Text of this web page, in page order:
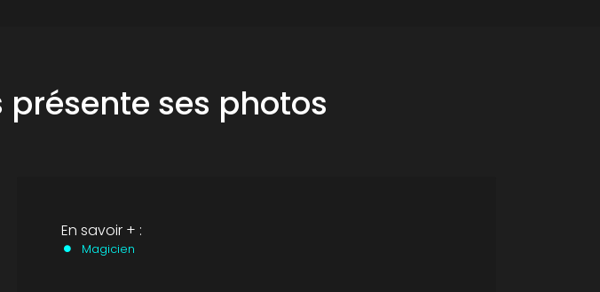
ses photos
En savoir + :
Magicien